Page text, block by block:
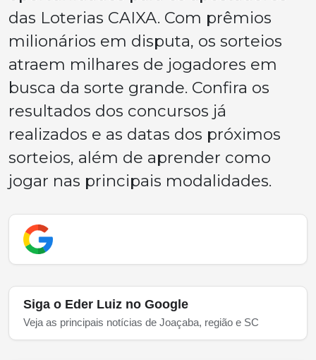
das Loterias CAIXA. Com prêmios
milionários em disputa, os sorteios
atraem milhares de jogadores em
busca da sorte grande. Confira os
resultados dos concursos já
realizados e as datas dos próximos
sorteios, além de aprender como
jogar nas principais modalidades.
Siga o Eder Luiz no Google
Veja as principais notícias de Joaçaba, região e SC